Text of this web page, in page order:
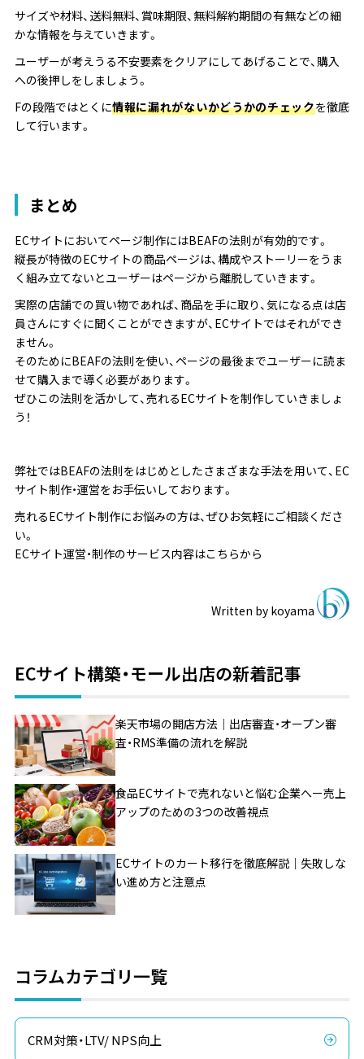
サイズや材料、送料無料、賞味期限、無料解約期間の有無などの細
かな情報を与えていきます。
ユーザーが考えうる不安要素をクリアにしてあげることで、購入
への後押しをしましょう。
Fの段階ではとくに情報に漏れがないかどうかのチェックを徹底
して行います。
まとめ
ECサイトにおいてページ制作にはBEAFの法則が有効的です。
縦長が特徴のECサイトの商品ページは、構成やストーリーをうま
く組み立てないとユーザーはページから離脱していきます。
実際の店舗での買い物であれば、商品を手に取り、気になる点は店
員さんにすぐに聞くことができますが、 ECサイトではそれができ
ません。
そのためにBEAFの法則を使い、ページの最後までユーザーに読ま
せて購入まで導く必要があります。
ぜひこの法則を活かして、売れるECサイトを制作していきましょ
う！
弊社ではBEAFの法則をはじめとしたさまざまな手法を用いて、EC
サイト制作・運営をお手伝いしております。
売れるECサイト制作にお悩みの方は、ぜひお気軽にご相談くださ
い。
ECサイト運営・制作のサービス内容はこちらから
Written by koyama
ECサイト構築・モール出店の新着記事
楽天市場の開店方法｜出店審査・オープン審
査・RMS準備の流れを解説
食品ECサイトで売れないと悩む企業へー売上
アップのための3つの改善視点
ECサイトのカート移行を徹底解説｜失敗しな
い進め方と注意点
コラムカテゴリ一覧
CRM対策・LTV/ NPS向上